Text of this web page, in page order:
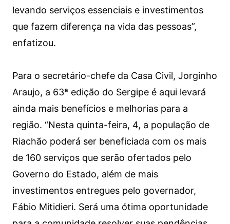
levando serviços essenciais e investimentos
que fazem diferença na vida das pessoas”,
enfatizou.
Para o secretário-chefe da Casa Civil, Jorginho
Araujo, a 63ª edição do Sergipe é aqui levará
ainda mais benefícios e melhorias para a
região. “Nesta quinta-feira, 4, a população de
Riachão poderá ser beneficiada com os mais
de 160 serviços que serão ofertados pelo
Governo do Estado, além de mais
investimentos entregues pelo governador,
Fábio Mitidieri. Será uma ótima oportunidade